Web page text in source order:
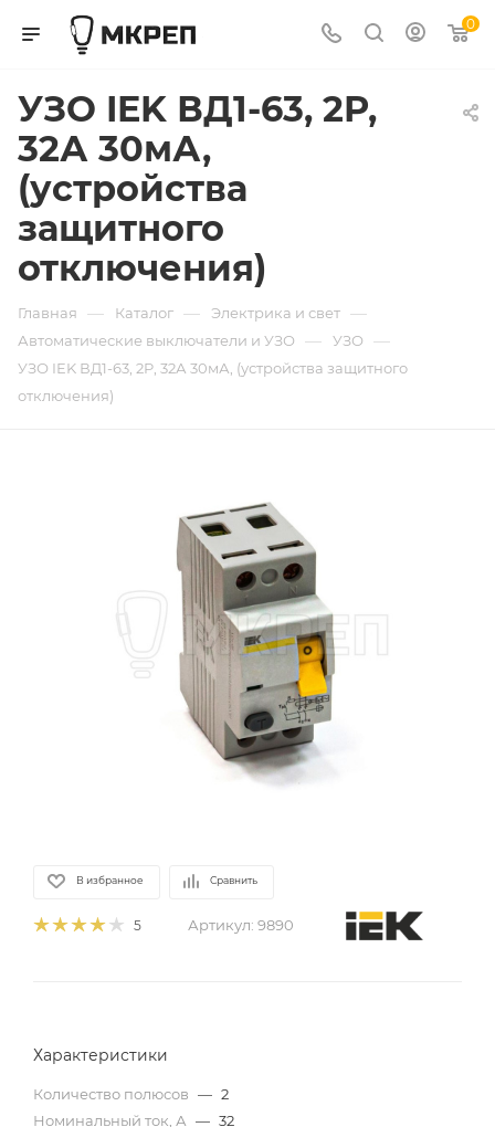
0
УЗО IEK ВД1-63, 2P,
32А 30мА,
(устройства
защитного
отключения)
Главная — Каталог — Электрика и свет —
Автоматические выключатели и УЗО — УЗО —
УЗО IEK ВД1-63, 2P, 32А 30мА, (устройства защитного
отключения)
В избранное Сравнить
5 Артикул: 9890
Характеристики
Количество полюсов — 2
Номинальный ток, А — 32